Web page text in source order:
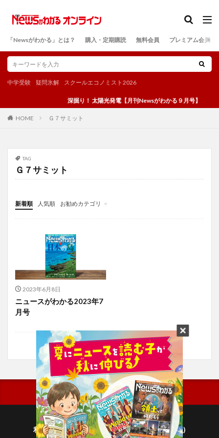
「Newsがわかる」とは？ 購入・定期購読 無料会員 プレミアム会員
中学受験 疑問氷解 スクールエコノミスト2026
深掘り！ 太陽光発電【月刊Newsがわかる９月号】
HOME Ｇ７サミット
TAG
Ｇ７サミット
新着順 人気順
お勧めカテゴリ
投稿
学び
マンガ
電子書籍
2023年6月8日
ニュースがわかる2023年7
月号
利用規約
プライバシーポリシー(毎日新聞出版)
検索